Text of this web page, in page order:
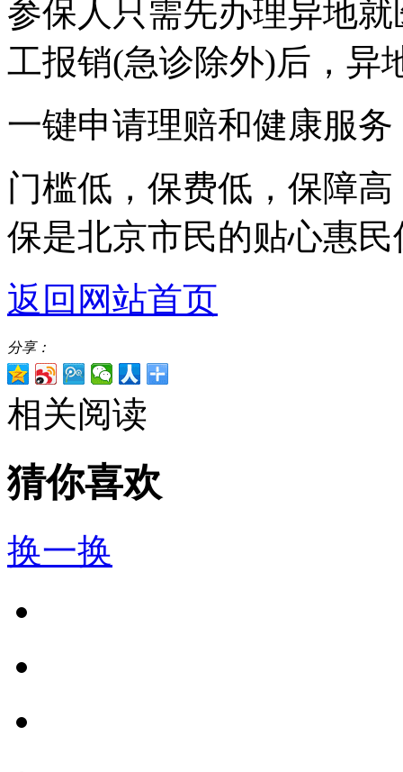
参保人只需先办理异地
工报销(急诊除外)后，异
一键申请理赔和健康服务
门槛低，保费低，保障
保是北京市民的贴心惠
返回网站首页
分享：
相关阅读
猜你喜欢
换一换